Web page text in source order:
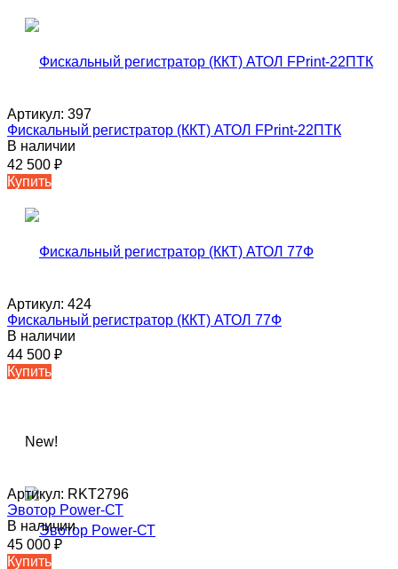
Артикул: 397
Фискальный регистратор (ККТ) АТОЛ FPrint-22ПТК
В наличии
42 500 ₽
Купить
Артикул: 424
Фискальный регистратор (ККТ) АТОЛ 77Ф
В наличии
44 500 ₽
Купить
New!
Артикул: RKT2796
Эвотор Power-СТ
В наличии
45 000 ₽
Купить